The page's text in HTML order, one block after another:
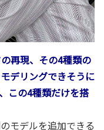
再現、その4種類の
デリングできそうに
この4種類だけを搭
モデルを追加できる